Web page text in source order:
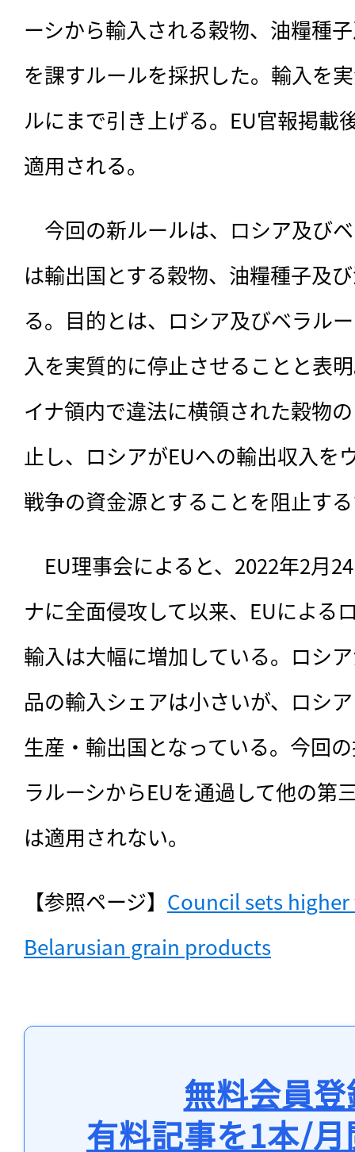
ーシから輸入される穀物、油糧種
を課すルールを採択した。輸入を
ルにまで引き上げる。EU官報掲載
適用される。
今回の新ルールは、 ロシア及び
は輸出国とする穀物、油糧種子及
る。目的とは、ロシア及びベラル
入を実質的に停止させることと表
イナ領内で違法に横領された穀物
止し、ロシアがEUへの輸出収入を
戦争の資金源とすることを阻止す
EU理事会によると、2022年2月
ナに全面侵攻して以来、EUによる
輸入は大幅に増加している。ロシ
品の輸入シェアは小さいが、ロシ
生産・輸出国となっている。今回
ラルーシからEUを通過して他の第
は適用されない。
【参照ページ】 Council sets
Belarusian grain products
無料会員
有料記事を1本/